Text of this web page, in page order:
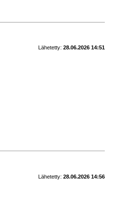
Lähetetty: 28.06.2026 14:51
Lähetetty: 28.06.2026 14:56